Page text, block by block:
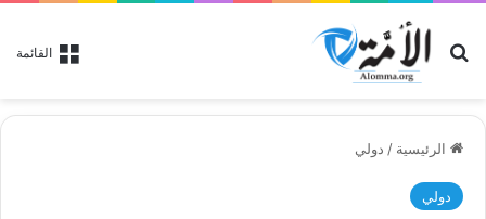
القائمة بحث عن
الرئيسية / دولي
دولي